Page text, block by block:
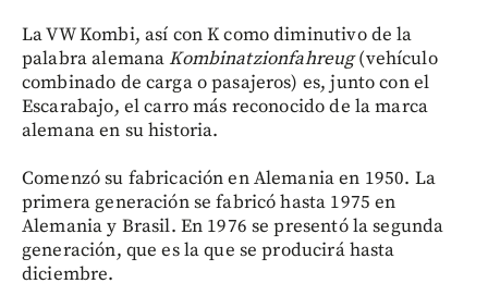
La VW Kombi, así con K como diminutivo de la
palabra alemanaKombinatzionfahreug(vehículo
combinado de carga o pasajeros) es, junto con el
Escarabajo, el carro más reconocido de la marca
alemana en su historia.
Comenzó su fabricación en Alemania en 1950. La
primera generación se fabricó hasta 1975 en
Alemania y Brasil. En 1976 se presentó la segunda
generación, que es la que se producirá hasta
diciembre.